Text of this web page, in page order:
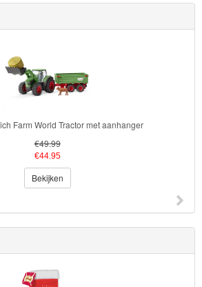
Farm World Tractor met aanhanger
€49.99
€44.95
Bekijken